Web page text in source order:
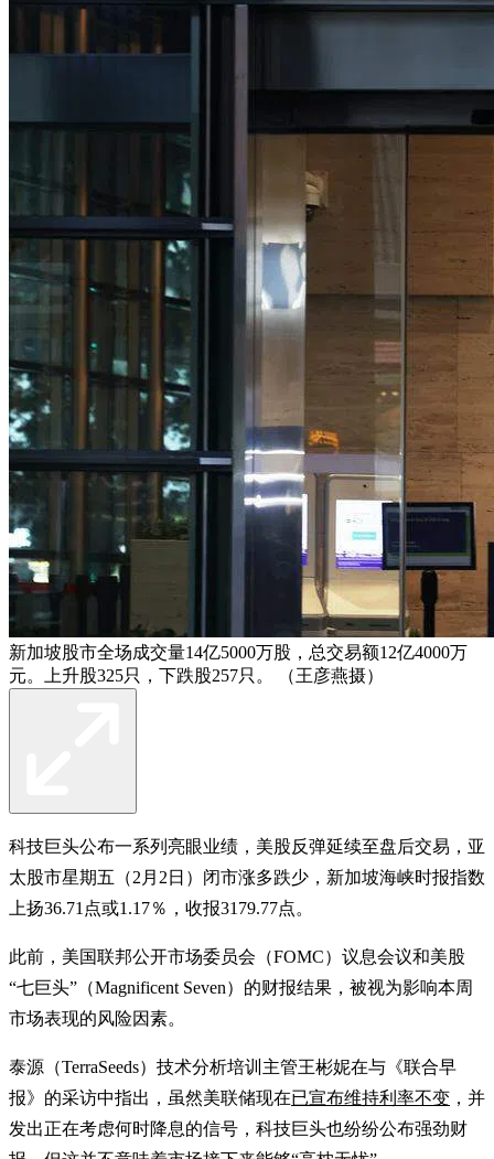
新加坡股市全场成交量14亿5000万股，总交易额12亿4000万
元。上升股325只，下跌股257只。 （王彦燕摄）
科技巨头公布一系列亮眼业绩，美股反弹延续至盘后交易，亚
太股市星期五（2月2日）闭市涨多跌少，新加坡海峡时报指数
上扬36.71点或1.17％，收报3179.77点。
此前，美国联邦公开市场委员会（FOMC）议息会议和美股
“七巨头”（Magnificent Seven）的财报结果，被视为影响本周
市场表现的风险因素。
泰源（TerraSeeds）技术分析培训主管王彬妮在与《联合早
报》的采访中指出，虽然美联储现在已宣布维持利率不变 ，并
发出正在考虑何时降息的信号，科技巨头也纷纷公布强劲财